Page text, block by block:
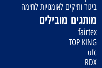
ביגוד ותיקים לאומנויות לחימה
מותגים מובילים
fairtex
TOP KING
ufc
RDX